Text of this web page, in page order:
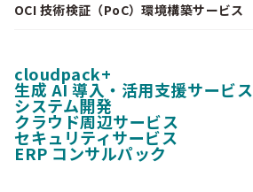
OCI 技術検証（PoC）環境構築サービス
cloudpack+
生成 AI 導入・活用支援サービス
システム開発
クラウド周辺サービス
セキュリティサービス
ERP コンサルパック